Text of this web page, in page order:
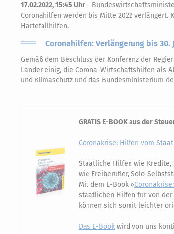
17.02.2022, 15:45 Uhr -
Coronahilfen werden bis Mitte 2022
Härtefallhilfen.
Coronahilfen: Verlängerung bis 30.
Gemäß dem Beschluss der Konferenz der
Länder einig, die Corona-Wirtschaftshilfen als
und Klimaschutz und das Bundesministerium
GRATIS E-BOOK aus der
Coronakrise: Hilfen vom
Staatliche Hilfen wie Kredite,
wie Freiberufler, Solo-
Mit dem E-Book »
staatlichen Hilfen für von der
können sich somit leichter
Das E-Book wird von uns